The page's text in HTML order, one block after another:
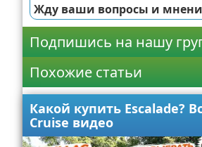
Жду ваши вопросы и
Подпишись на нашу
Похожие статьи
Какой купить Escalade?
Cruise видео